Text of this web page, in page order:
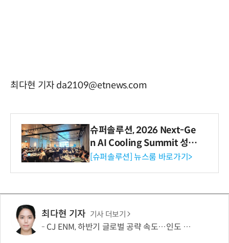
최다현 기자 da2109@etnews.com
슈퍼솔루션, 2026 Next-Ge
n AI Cooling Summit 성황
리 성료
[슈퍼솔루션] 뉴스룸 바로가기>
최다현 기자 기사 더보기
CJ ENM, 하반기 글로벌 공략 속도…인도 등 신규 시장 개척